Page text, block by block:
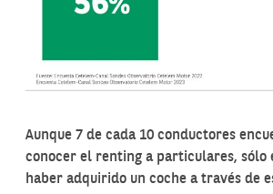
Aunque 7 de cada 10 conductores
conocer el renting a particulares, sólo
haber adquirido un coche a través de